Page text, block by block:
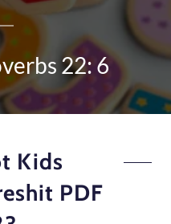
22: 6
Kids
PDF